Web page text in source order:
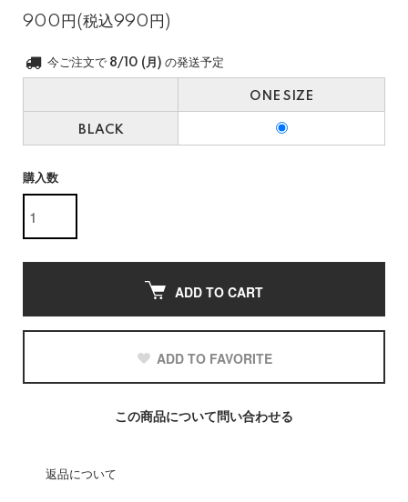
900円(税込990円)
今ご注文で 8/10 (月) の発送予定
ONE SIZE
BLACK
購入数
ADD TO CART
ADD TO FAVORITE
この商品について問い合わせる
返品について